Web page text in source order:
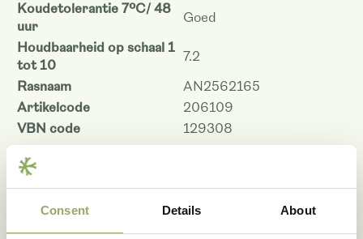
Consent Details About
Koudetolerantie 7ºC/ 48
uur
Goed
Houdbaarheid op schaal 1
tot 10
7.2
Rasnaam
AN2562165
Artikelcode
206109
VBN code
129308
Download als PDF